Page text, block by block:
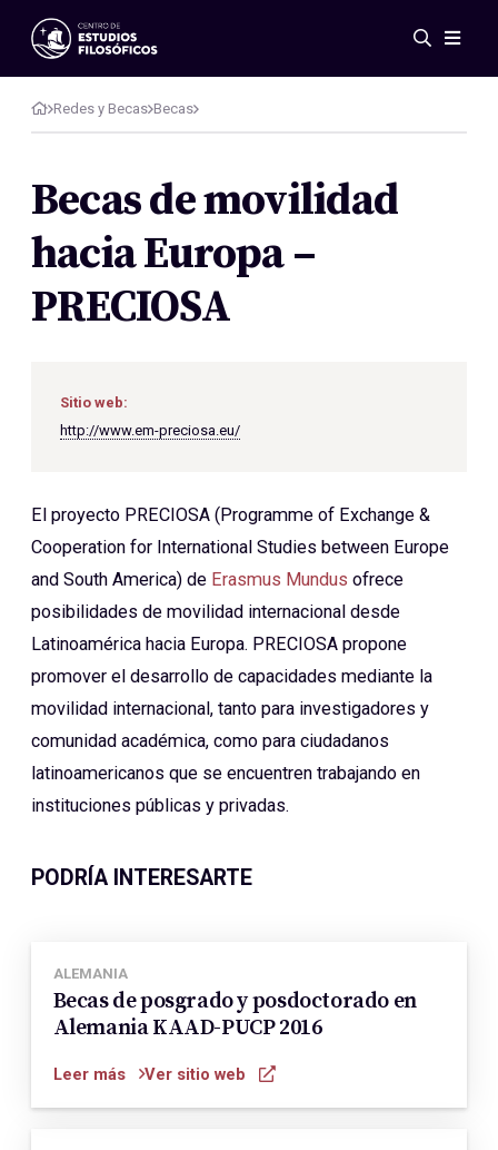
Eventos
Novedades
Investigación
Publicaciones
Galería
Acerca de nosotros
Redes y Becas Becas
Becas de movilidad
hacia Europa –
PRECIOSA
Sitio web:
http://www.em-preciosa.eu/
El proyecto PRECIOSA (Programme of Exchange &
Cooperation for International Studies between Europe
and South America) de Erasmus Mundus ofrece
posibilidades de movilidad internacional desde
Latinoamérica hacia Europa. PRECIOSA propone
promover el desarrollo de capacidades mediante la
movilidad internacional, tanto para investigadores y
comunidad académica, como para ciudadanos
latinoamericanos que se encuentren trabajando en
instituciones públicas y privadas.
PODRÍA INTERESARTE
ALEMANIA
Becas de posgrado y posdoctorado en
Alemania KAAD-PUCP 2016
Leer más Ver sitio web